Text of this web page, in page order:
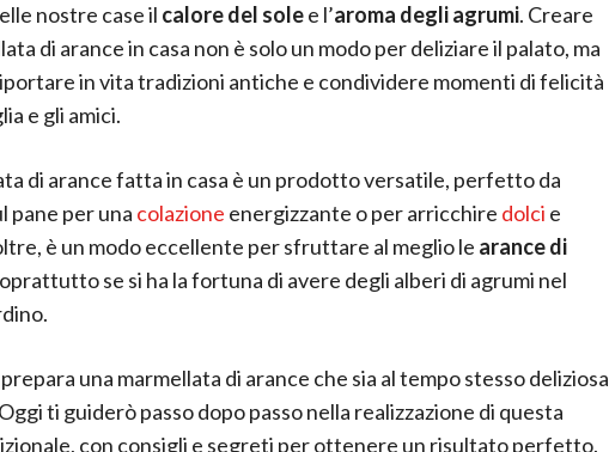
nostre case il calore del solee l’aroma degli agrumi. Creare
di arance in casa non è solo un modo per deliziare il palato, ma
in vita tradizioni antiche e condividere momenti di felicità
e gli amici.
di arance fatta in casa è un prodotto versatile, perfetto da
pane per una colazione energizzante o per arricchire dolci e
è un modo eccellente per sfruttare al meglio le arance di
se si ha la fortuna di avere degli alberi di agrumi nel
una marmellata di arance che sia al tempo stesso deliziosa
ti guiderò passo dopo passo nella realizzazione di questa
con consigli e segreti per ottenere un risultato perfetto.